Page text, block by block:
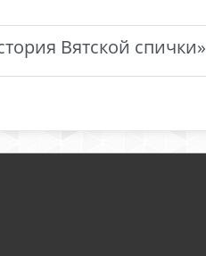
Вятской спички»